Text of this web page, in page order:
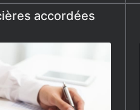
accordées